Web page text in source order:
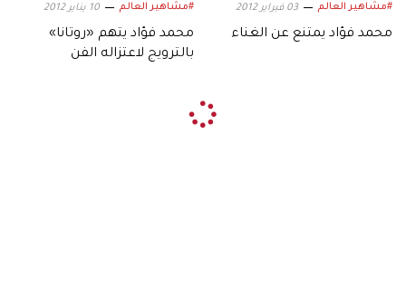
#مشاهير العالم 03 فبراير 2012
محمد فؤاد يمتنع عن الغناء
#مشاهير العالم 10 يناير 2012
محمد فؤاد يتهم «روتانا»
بالترويج لاعتزاله الفن